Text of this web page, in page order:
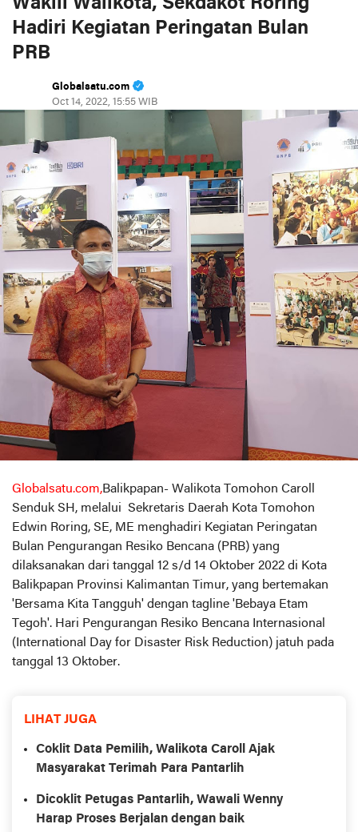
Hadiri Kegiatan Peringatan Bulan
PRB
Globalsatu.com
Oct 14, 2022, 15:55 WIB
Globalsatu.com,Balikpapan- Walikota Tomohon Caroll
Senduk SH, melalui Sekretaris Daerah Kota Tomohon
Edwin Roring, SE, ME menghadiri Kegiatan Peringatan
Bulan Pengurangan Resiko Bencana (PRB) yang
dilaksanakan dari tanggal 12 s/d 14 Oktober 2022 di Kota
Balikpapan Provinsi Kalimantan Timur, yang bertemakan
'Bersama Kita Tangguh' dengan tagline 'Bebaya Etam
Tegoh'. Hari Pengurangan Resiko Bencana Internasional
(International Day for Disaster Risk Reduction) jatuh pada
tanggal 13 Oktober.
LIHAT JUGA
Coklit Data Pemilih, Walikota Caroll Ajak
Masyarakat Terimah Para Pantarlih
Dicoklit Petugas Pantarlih, Wawali Wenny
Harap Proses Berjalan dengan baik